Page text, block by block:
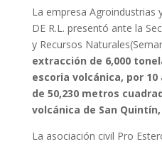
La empresa Agroindustrias
DE R.L. presentó ante la
y Recursos
extracción de 6,000
escoria volcánica, por
de 50,230 metros
volcánica de San
La asociación civil Pro